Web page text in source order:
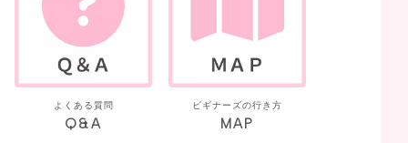
よくある質問
Q&A
ビギナーズの行き方
MAP